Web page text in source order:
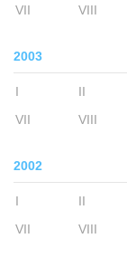
VII
VIII
2003
I II
VII
VIII
2002
I II
VII
VIII